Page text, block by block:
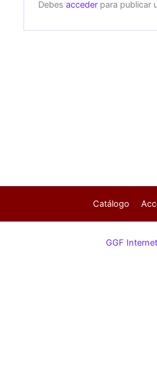
Debesacceder para publicar
Catálogo
GGF Internet